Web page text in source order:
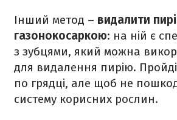
Інший метод – видалити
газонокосаркою: на ній є
з зубцями, який можна
для видалення пирію.
по грядці, але щоб не
систему корисних рослин.